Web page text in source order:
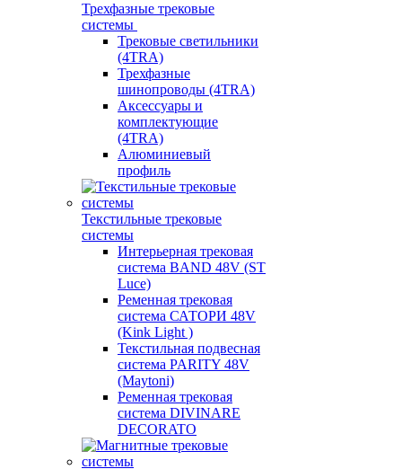
Трехфазные трековые
системы
Трековые светильники
(4TRA)
Трехфазные
шинопроводы (4TRA)
Аксессуары и
комплектующие
(4TRA)
Алюминиевый
профиль
Текстильные трековые
системы
Интерьерная трековая
система BAND 48V (ST
Luce)
Ременная трековая
система САТОРИ 48V
(Kink Light )
Текстильная подвесная
система PARITY 48V
(Maytoni)
Ременная трековая
система DIVINARE
DECORATO